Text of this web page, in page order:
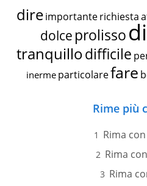
dire importante richiesta
dolce prolisso
tranquillodifficile
inerme particolarefare
Rime più
Rima con
Rima con
Rima